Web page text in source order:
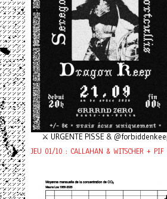
⚔️ URGENTE PISSE &
JEU 01/10 : CALLAHAN & WITSCHER + PIF